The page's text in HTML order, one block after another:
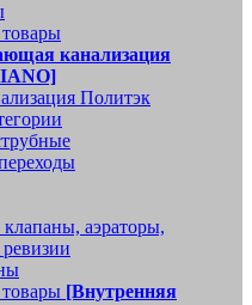
канализация
Политэк
аэраторы,
[Внутренняя